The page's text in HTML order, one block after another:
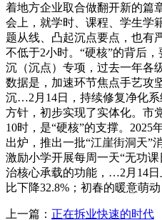
着地方企业取合做翻开新的篇
会上，就学时、课程、学生学
题从线、凸起沉点要点，也有
不低于2小时。“硬核”的背后
沉（沉点）专项，过去一年各
数据是，加速环节焦点手艺攻
沉…2月14日，持续修复净化
方针，初步实现了实体化。市
10时，是“硬核”的支撑。
出炉，推出一批“江崖街洞天”
激励小学开展每周一天“无功
治核心承载的功能，…2月14日
比下降32.8%；初春的暖意萌
上一篇： 正在拆业快速的时代